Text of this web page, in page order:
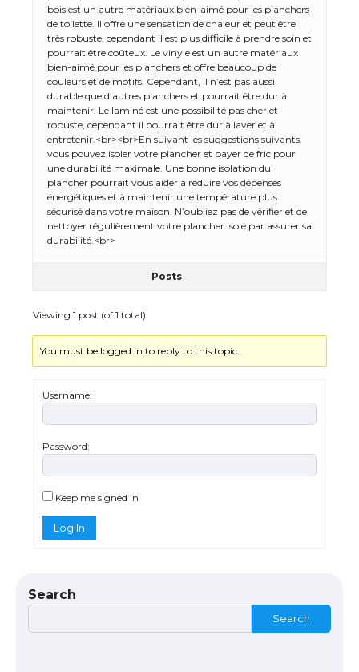
bois est un autre matériaux bien-aimé pour les planchers
de toilette. Il offre une sensation de chaleur et peut être
très robuste, cependant il est plus difficile à prendre soin et
pourrait être coûteux. Le vinyle est un autre matériaux
bien-aimé pour les planchers et offre beaucoup de
couleurs et de motifs. Cependant, il n’est pas aussi
durable que d’autres planchers et pourrait être dur à
maintenir. Le laminé est une possibilité pas cher et
robuste, cependant il pourrait être dur à laver et à
entretenir.<br><br>En suivant les suggestions suivants,
vous pouvez isoler votre plancher et payer de fric pour
une durabilité maximale. Une bonne isolation du
plancher pourrait vous aider à réduire vos dépenses
énergétiques et à maintenir une température plus
sécurisé dans votre maison. N’oubliez pas de vérifier et de
nettoyer régulièrement votre plancher isolé par assurer sa
durabilité.<br>
Posts
Viewing 1 post (of 1 total)
You must be logged in to reply to this topic.
Username:
Password:
Keep me signed in
Log In
Search
Search
Types: Everything You Need to Know